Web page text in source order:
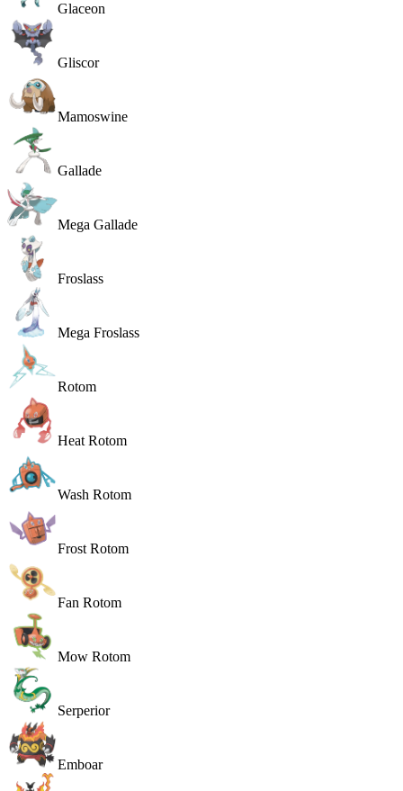
Glaceon
Gliscor
Mamoswine
Gallade
Mega Gallade
Froslass
Mega Froslass
Rotom
Heat Rotom
Wash Rotom
Frost Rotom
Fan Rotom
Mow Rotom
Serperior
Emboar